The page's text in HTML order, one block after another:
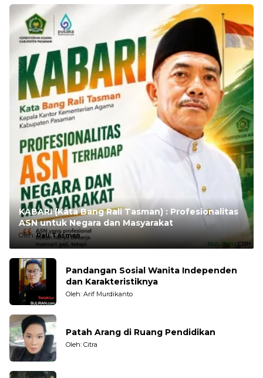
KABARI (Kata Bang Rali Tasman) : Profesionalitas
ASN untuk Negara dan Masyarakat
Oleh:Rali Tasman
Pandangan Sosial Wanita Independen
dan Karakteristiknya
Oleh: Arif Murdikanto
Patah Arang di Ruang Pendidikan
Oleh: Citra